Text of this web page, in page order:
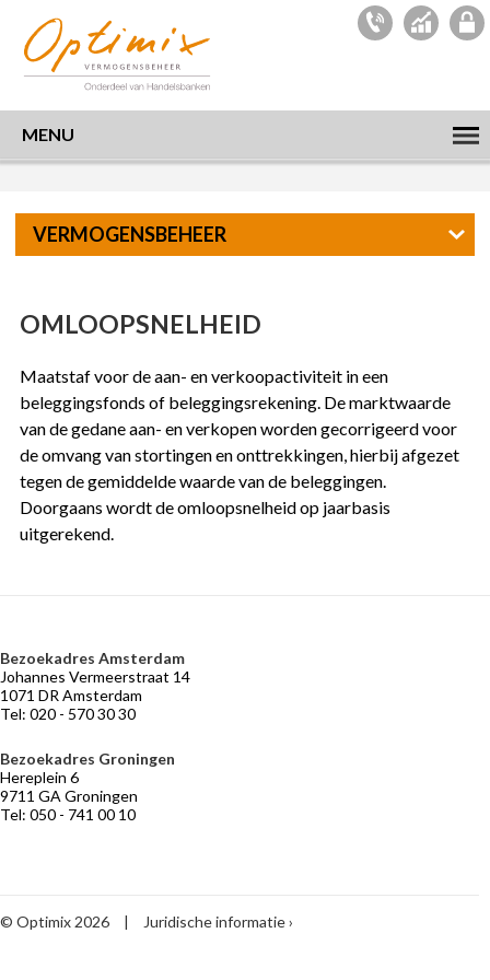
MENU
VERMOGENSBEHEER
OMLOOPSNELHEID
Maatstaf voor de aan- en verkoopactiviteit in een
beleggingsfonds of beleggingsrekening. De marktwaarde
van de gedane aan- en verkopen worden gecorrigeerd voor
de omvang van stortingen en onttrekkingen, hierbij afgezet
tegen de gemiddelde waarde van de beleggingen.
Doorgaans wordt de omloopsnelheid op jaarbasis
uitgerekend.
VERMOGENSBEHEER
Adviseurs
die
Optimix
Stichtingen
Desk
Vermogensbeheer
met
Optimix
NIEUWS
Marktontwikkelingen
BELEGGERSGIRO
Beleggingsfondsen
Praktische
OVER
OPTIMIX
Historie
Medewerkers
Bezoekadres Amsterdam
Johannes Vermeerstraat 14
1071 DR Amsterdam
Tel: 020 - 570 30 30
Bezoekadres Groningen
Hereplein 6
9711 GA Groningen
Tel: 050 - 741 00 10
© Optimix 2026 | Juridische informatie